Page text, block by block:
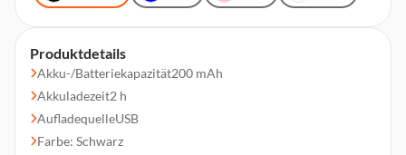
Produktdetails
Akku-/Batteriekapazität200 mAh
Akkuladezeit2 h
AufladequelleUSB
Farbe: Schwarz